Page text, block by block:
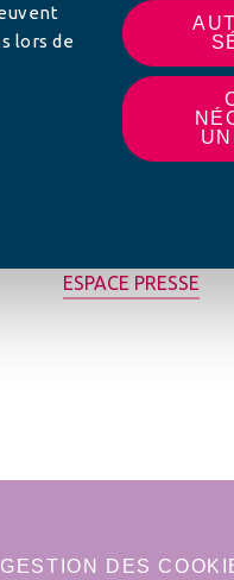
lors de
ESPACE PRESSE
GESTION DES